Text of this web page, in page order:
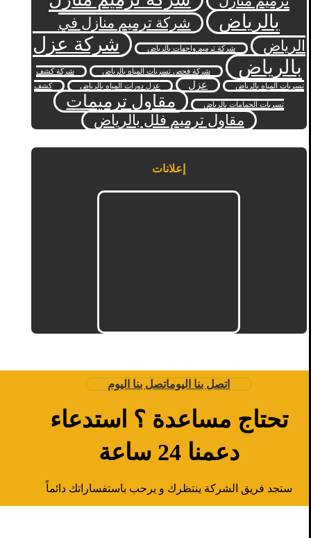
بالرياض
شركة ترميم منازل في
الرياض
شركة ترميم واجهات بالرياض
شركة عزل
بالرياض
شركة فحص تسربات المياه بالرياض
شركة كشف
تسربات المياه بالرياض
عزل عزل دورات المياه بالرياض كشف
تسربات الحمامات بالرياض مقاول ترميمات
مقاول ترميم فلل بالرياض
إعلانات
اتصل بنا اليوماتصل بنا اليوم
تحتاج مساعدة ؟ استدعاء
دعمنا 24 ساعة
ستجد فريق الشركة ينتظرك و يرحب باستفساراتك دائماً